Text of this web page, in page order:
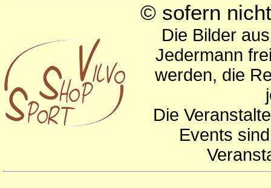
© sofern
Die Bilder
Jedermann
werden, die
Die
Events